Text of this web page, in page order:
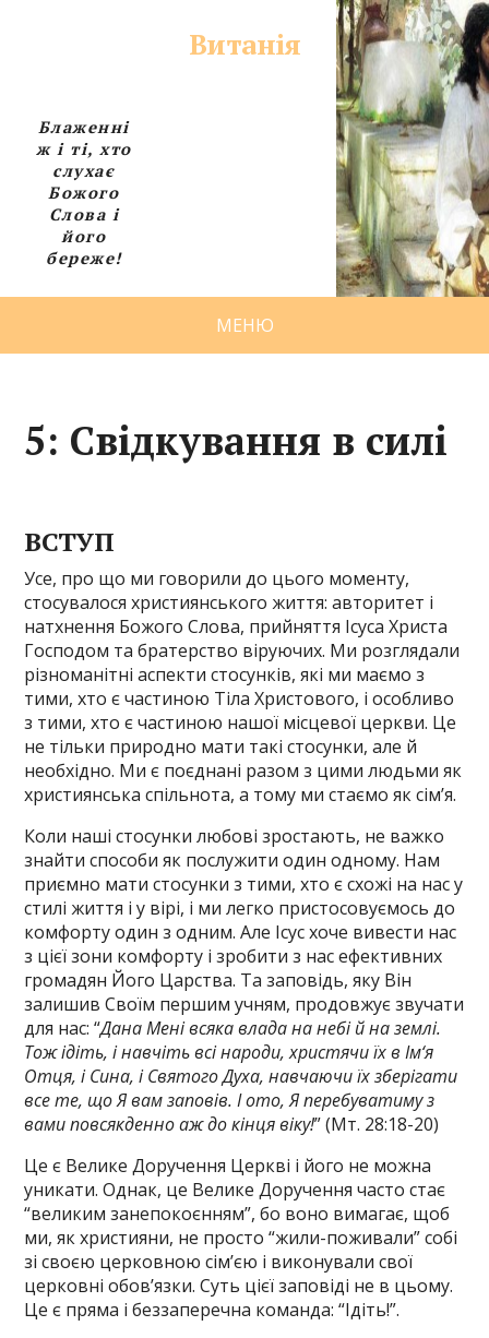
Витанія
Блаженні
ж і ті, хто
слухає
Божого
Слова і
його
береже!
МЕНЮ
5: Свідкування в силі
ВСТУП
Усе, про що ми говорили до цього моменту,
стосувалося християнського життя: авторитет і
натхнення Божого Слова, прийняття Ісуса Христа
Господом та братерство віруючих. Ми розглядали
різноманітні аспекти стосунків, які ми маємо з
тими, хто є частиною Тіла Христового, і особливо
з тими, хто є частиною нашої місцевої церкви. Це
не тільки природно мати такі стосунки, але й
необхідно. Ми є поєднані разом з цими людьми як
християнська спільнота, а тому ми стаємо як сім’я.
Коли наші стосунки любові зростають, не важко
знайти способи як послужити один одному. Нам
приємно мати стосунки з тими, хто є схожі на нас у
стилі життя і у вірі, і ми легко пристосовуємось до
комфорту один з одним. Але Ісус хоче вивести нас
з цієї зони комфорту і зробити з нас ефективних
громадян Його Царства. Та заповідь, яку Він
залишив Своїм першим учням, продовжує звучати
для нас: “Дана Мені всяка влада на небі й на землі.
Тож ідіть, і навчіть всі народи, христячи їх в Ім‘я
Отця, і Сина, і Святого Духа, навчаючи їх зберігати
все те, що Я вам заповів. І ото, Я перебуватиму з
вами повсякденно аж до кінця віку!” (Мт. 28:18-20)
Це є Велике Доручення Церкві і його не можна
уникати. Однак, це Велике Доручення часто стає
“великим занепокоєнням”, бо воно вимагає, щоб
ми, як християни, не просто “жили-поживали” собі
зі своєю церковною сім’єю і виконували свої
церковні обов’язки. Суть цієї заповіді не в цьому.
Це є пряма і беззаперечна команда: “Ідіть!”.